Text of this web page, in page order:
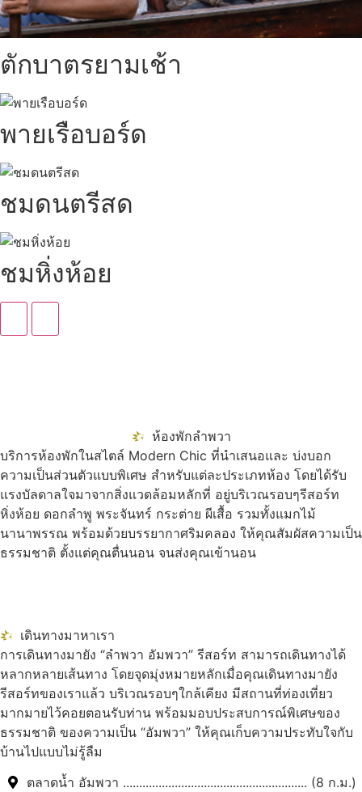
ตักบาตรยามเช้า
พายเรือบอร์ด
ชมดนตรีสด
ชมหิ่งห้อย
ห้องพักลำพวา
บริการห้องพักในสไตล์ Modern Chic ที่นำเสนอและ บ่งบอก
ความเป็นส่วนตัวแบบพิเศษ สำหรับแต่ละประเภทห้อง โดยได้รับ
แรงบัลดาลใจมาจากสิ่งแวดล้อมหลักที่ อยู่บริเวณรอบๆรีสอร์ท
หิ่งห้อย ดอกลำพู พระจันทร์ กระต่าย ผีเสื้อ รวมทั้งแมกไม้
นานาพรรณ พร้อมด้วยบรรยากาศริมคลอง ให้คุณสัมผัสความเป็น
ธรรมชาติ ตั้งแต่คุณตื่นนอน จนส่งคุณเข้านอน
เดินทางมาหาเรา
การเดินทางมายัง “ลำพวา อัมพวา” รีสอร์ท สามารถเดินทางได้
หลากหลายเส้นทาง โดยจุดมุ่งหมายหลักเมื่อคุณเดินทางมายัง
รีสอร์ทของเราแล้ว บริเวณรอบๆใกล้เคียง มีสถานที่ท่องเที่ยว
มากมายไว้คอยตอนรับท่าน พร้อมมอบประสบการณ์พิเศษของ
ธรรมชาติ ของความเป็น “อัมพวา” ให้คุณเก็บความประทับใจกับ
บ้านไปแบบไม่รู้ลืม
ตลาดน้ำ อัมพวา ......................................................... (8 ก.ม.)